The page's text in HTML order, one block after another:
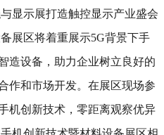
展区将着重展示5G背景下手
造设备，助力企业树立良好的
作和市场开发。在展区现场参
机创新技术，零距离观察优异